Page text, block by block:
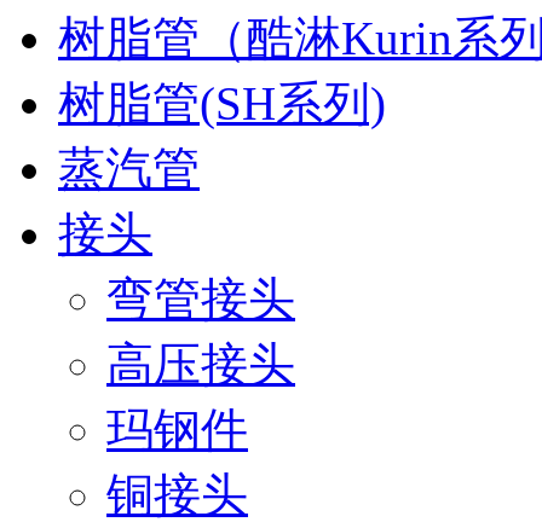
树脂管（酷淋Kurin系
树脂管(SH系列)
蒸汽管
接头
弯管接头
高压接头
玛钢件
铜接头